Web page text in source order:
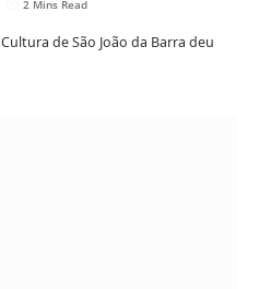
2 Mins Read
de São João da Barra deu